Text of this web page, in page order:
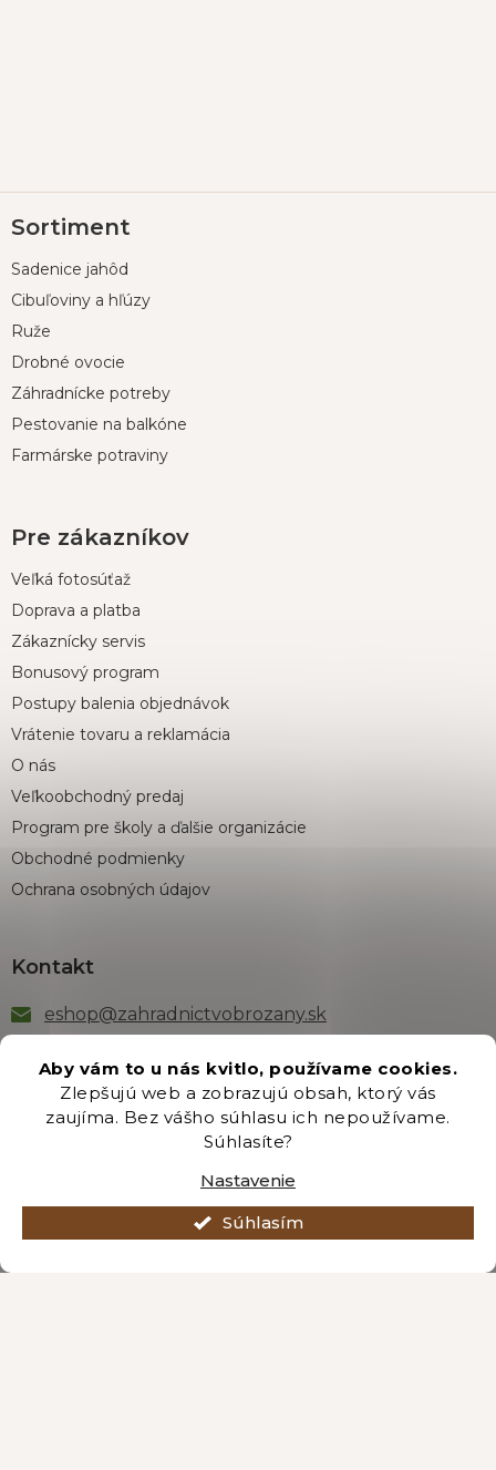
Aby vám to u nás kvitlo, používame cookies.
Zlepšujú web a zobrazujú obsah, ktorý vás
zaujíma. Bez vášho súhlasu ich nepoužívame.
Súhlasíte?
Nastavenie
Súhlasím
á
ä
Sortiment
Sadenice jahôd
Cibuľoviny a hľúzy
Ruže
Drobné ovocie
Záhradnícke potreby
Pestovanie na balkóne
Farmárske potraviny
Pre zákazníkov
Veľká fotosúťaž
Doprava a platba
Zákaznícky servis
Bonusový program
Postupy balenia objednávok
Vrátenie tovaru a reklamácia
O nás
Veľkoobchodný predaj
Program pre školy a ďalšie organizácie
Obchodné podmienky
Ochrana osobných údajov
Kontakt
eshop@zahradnictvobrozany.sk
Odber newsletteru
Vložením e-mailu súhlasíte s podmienkamiochrany